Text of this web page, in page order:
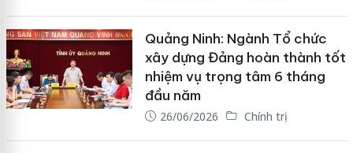
Quảng Ninh: Ngành Tổ chức
xây dựng Đảng hoàn thành tốt
nhiệm vụ trọng tâm 6 tháng
đầu năm
26/06/2026 Chính trị